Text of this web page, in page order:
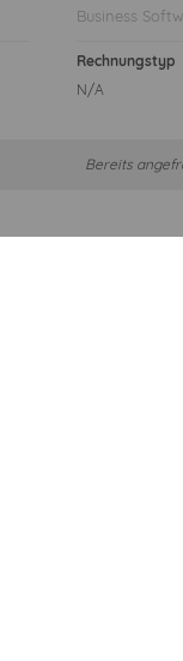
Business
Rechnungstyp
N/A
Bereits